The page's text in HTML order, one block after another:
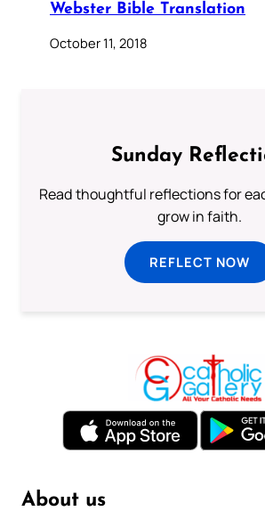
Webster Bible Translation
October 11, 2018
Sunday
Read thoughtful reflections for
grow in faith.
REFLECT NOW
About us